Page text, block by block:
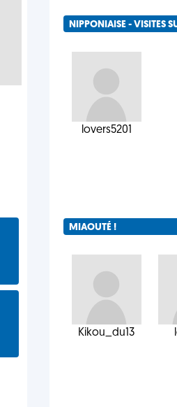
NIPPONIAISE - VISITES
lovers5201
MIAOUTÉ !
Kikou_du13